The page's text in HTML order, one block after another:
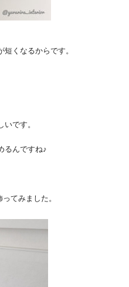
くなるからです。
です。
るんですね♪
てみました。